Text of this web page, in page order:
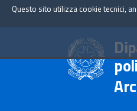
Questo sito utilizza cookie tecnici,